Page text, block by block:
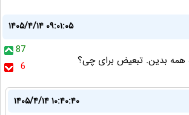
۱۴۰۵/۴/۱۴ ۰۹:۰۱:۰۵
87
6
همه بدین. تبعیض برای چی؟
۱۴۰۵/۴/۱۴ ۱۰:۴۰:۴۰